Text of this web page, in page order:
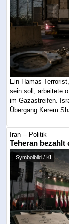
Ein Hamas-
sein soll, arbeitete
im Gazastreifen.
Übergang Kerem
Iran -- Politik
Teheran
Symbolbild / KI